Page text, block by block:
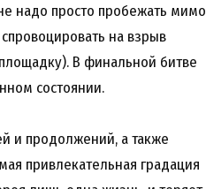
надо просто пробежать мимо
на взрыв
В финальной битве
состоянии.
и продолжений, а также
привлекательная градация